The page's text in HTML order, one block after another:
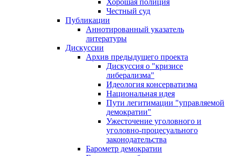
Хорошая полиция
Честный суд
Публикации
Аннотированный указатель
литературы
Дискуссии
Архив предыдущего проекта
Дискуссия о "кризисе
либерализма"
Идеология консерватизма
Национальная идея
Пути легитимации "управляемой
демократии"
Ужесточение уголовного и
уголовно-процесуального
законодательства
Барометр демократии